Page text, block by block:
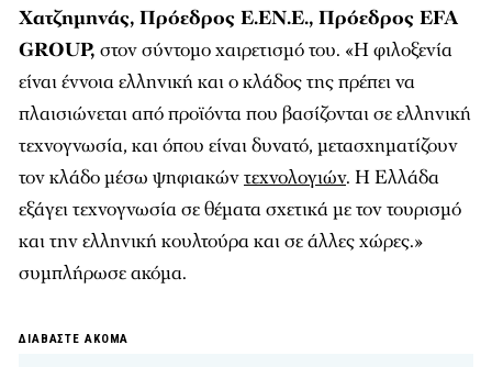
Χατζημηνάς, Πρόεδρος Ε.ΕΝ.Ε., Πρόεδρος ΕFA
GROUP, στον σύντομο χαιρετισμό του. «Η φιλοξενία
είναι έννοια ελληνική και ο κλάδος της πρέπει να
πλαισιώνεται από προϊόντα που βασίζονται σε ελληνική
τεχνογνωσία, και όπου είναι δυνατό, μετασχηματίζουν
τον κλάδο μέσω ψηφιακώντεχνολογιών. Η Ελλάδα
εξάγει τεχνογνωσία σε θέματα σχετικά με τον τουρισμό
και την ελληνική κουλτούρα και σε άλλες χώρες.»
συμπλήρωσε ακόμα.
ΔΙΑΒΑΣΤΕ ΑΚΟΜΑ